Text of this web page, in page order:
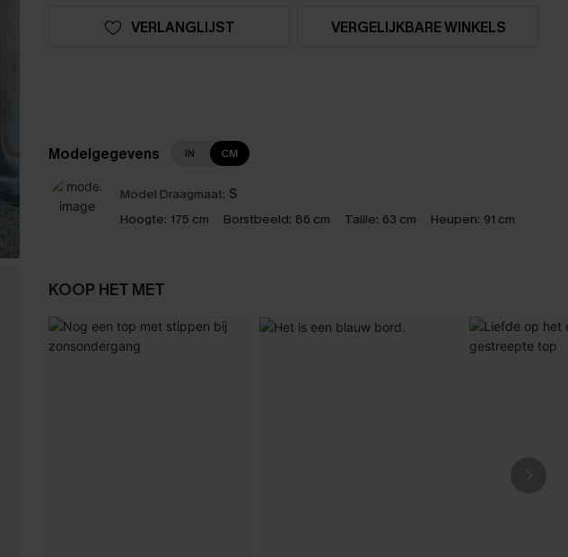
VERLANGLIJST VERGELIJKBARE WINKELS
Modelgegevens IN CM
Model Draagmaat: S
Hoogte: 175 cm Borstbeeld: 86 cm Taille: 63 cm Heupen: 91 cm
KOOP HET MET